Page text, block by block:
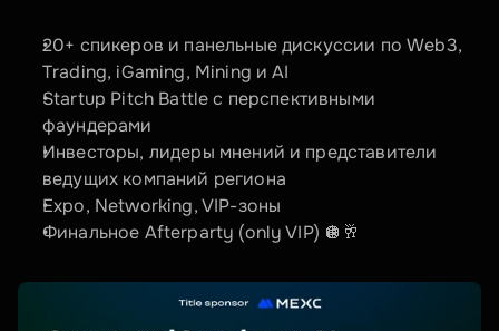
20+ спикеров и панельные дискуссии по Web3,
Trading, iGaming, Mining и AI
Startup Pitch Battle с перспективными
фаундерами
Инвесторы, лидеры мнений и представители
ведущих компаний региона
Expo, Networking, VIP-зоны
Финальное Afterparty (only VIP) 🪩🥂